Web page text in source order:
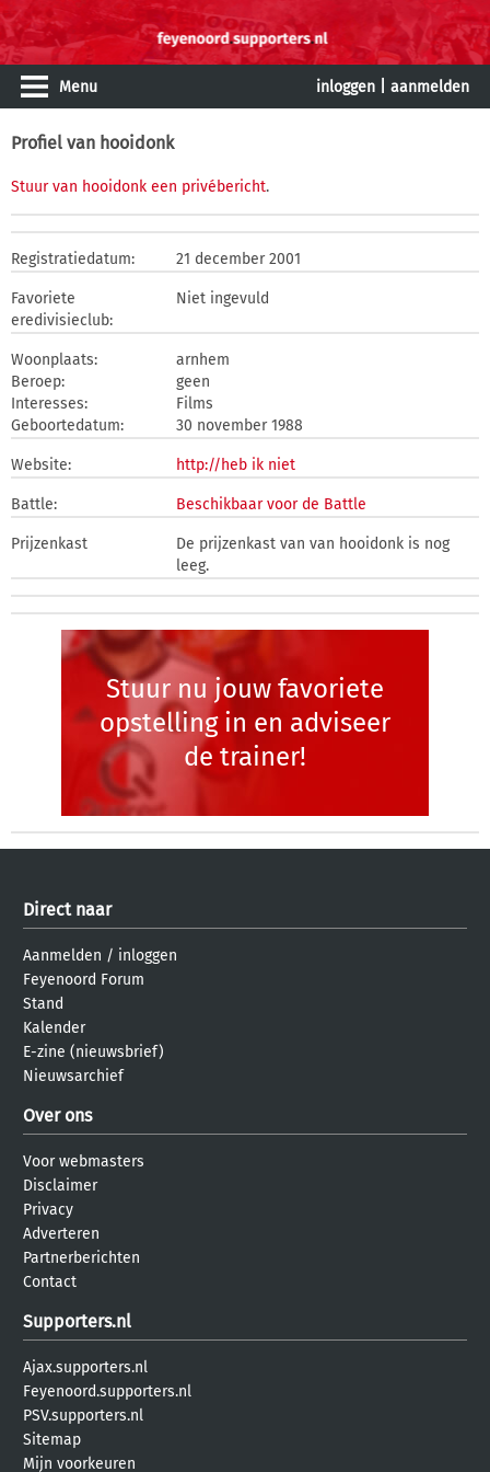
Menu inloggen aanmelden
Profiel van hooidonk
Stuur van hooidonk een privébericht.
Registratiedatum: 21 december 2001
Favoriete
eredivisieclub:
Niet ingevuld
Woonplaats:
arnhem
Beroep:
geen
Interesses:
Films
Geboortedatum:
30 november 1988
Website: http://heb ik niet
Battle: Beschikbaar voor de Battle
Prijzenkast
De prijzenkast van van hooidonk is nog
leeg.
Stuur nu jouw favoriete
opstelling in en adviseer
de trainer!
Direct naar
Aanmelden / inloggen
Feyenoord Forum
Stand
Kalender
E-zine (nieuwsbrief)
Nieuwsarchief
Over ons
Voor webmasters
Disclaimer
Privacy
Adverteren
Partnerberichten
Contact
Supporters.nl
Ajax.supporters.nl
Feyenoord.supporters.nl
PSV.supporters.nl
Sitemap
Mijn voorkeuren